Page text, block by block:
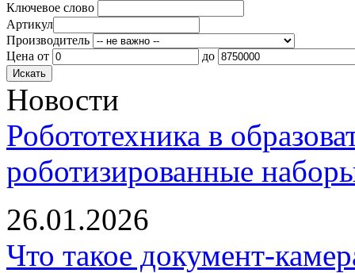
Ключевое слово
Артикул
Производитель
Цена от до
Новости
Робототехника в
роботизированные
26.01.2026
Что такое документ-